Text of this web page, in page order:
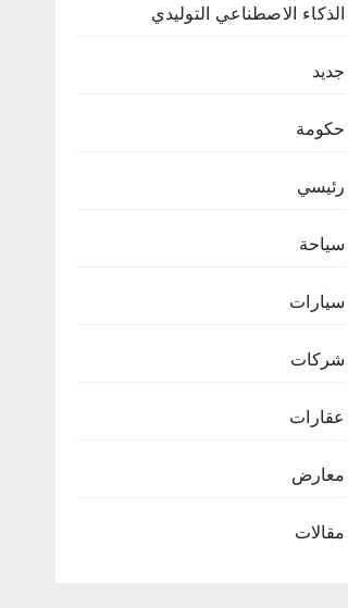
الذكاء الاصطناعي التوليدي
جديد
حكومة
رئيسي
سياحة
سيارات
شركات
عقارات
معارض
مقالات